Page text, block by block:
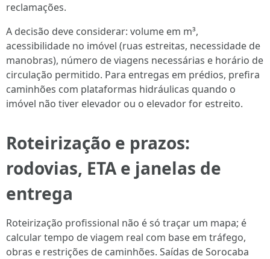
reclamações.
A decisão deve considerar: volume em m³,
acessibilidade no imóvel (ruas estreitas, necessidade de
manobras), número de viagens necessárias e horário de
circulação permitido. Para entregas em prédios, prefira
caminhões com plataformas hidráulicas quando o
imóvel não tiver elevador ou o elevador for estreito.
Roteirização e prazos:
rodovias, ETA e janelas de
entrega
Roteirização profissional não é só traçar um mapa; é
calcular tempo de viagem real com base em tráfego,
obras e restrições de caminhões. Saídas de Sorocaba